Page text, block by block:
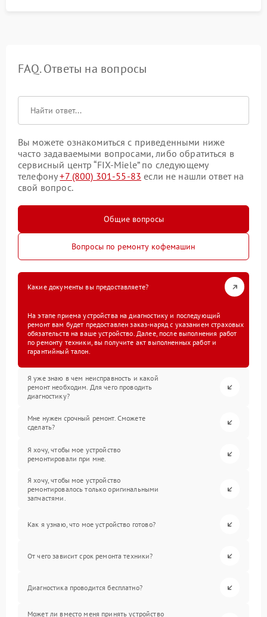
FAQ. Ответы на вопросы
Вы можете ознакомиться с приведенными ниже
часто задаваемыми вопросами, либо обратиться в
сервисный центр “FIX-Miele” по следующему
телефону+7 (800) 301-55-83 если не нашли ответ на
свой вопрос.
Общие вопросы
Вопросы по ремонту кофемашин
Какие документы вы предоставляете?
На этапе приема устройства на диагностику и последующий
ремонт вам будет предоставлен заказ-наряд с указанием страховых
обязательств на ваше устройство. Далее, после выполнения работ
по ремонту техники, вы получите акт выполненных работ и
гарантийный талон.
Я уже знаю в чем неисправность и какой
ремонт необходим. Для чего проводить
диагностику?
Мне нужен срочный ремонт. Сможете
сделать?
Я хочу, чтобы мое устройство
ремонтировали при мне.
Я хочу, чтобы мое устройство
ремонтировалось только оригинальными
запчастями.
Как я узнаю, что мое устройство готово?
От чего зависит срок ремонта техники?
Диагностика проводится бесплатно?
Может ли вместо меня принять устройство